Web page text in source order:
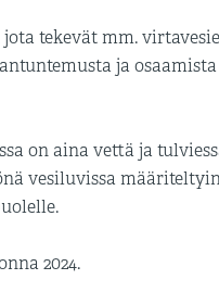
tekevät mm.
ja osaamista
on aina vettä ja
vesiluvissa
2024.